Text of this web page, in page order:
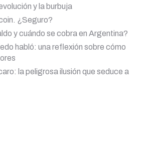
y la burbuja
¿Seguro?
y cuándo se cobra en Argentina?
habló: una reflexión sobre cómo
la peligrosa ilusión que seduce a